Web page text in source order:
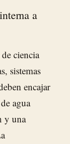
a
ciencia
sistemas
encajar
agua
y una